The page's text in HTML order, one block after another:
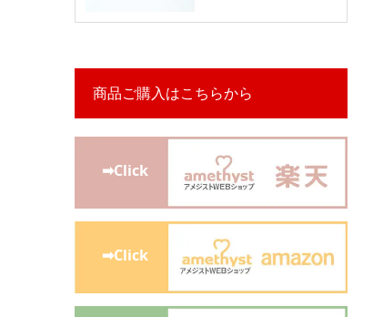
商品ご購入はこちらから
➡Click
➡Click